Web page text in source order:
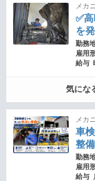
メカ
✅
を
勤務
雇用
給与
気にな
メカ
車
整
勤務
雇用
給与